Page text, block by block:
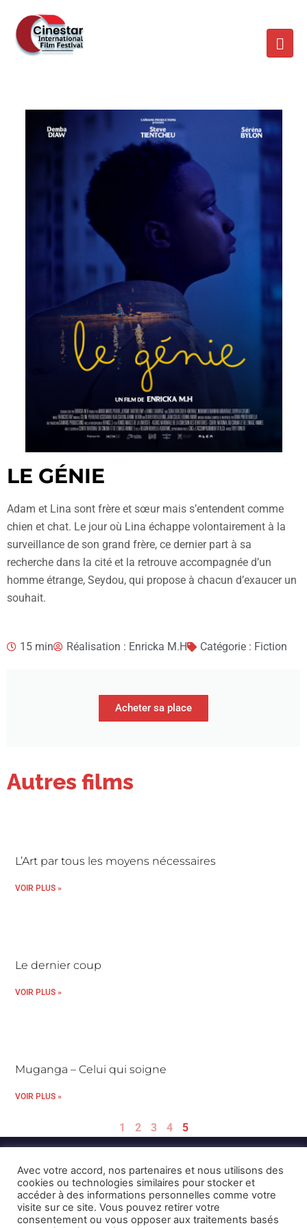
LE GÉNIE
Adam et Lina sont frère et sœur mais s’entendent comme
chien et chat. Le jour où Lina échappe volontairement à la
surveillance de son grand frère, ce dernier part à sa
recherche dans la cité et la retrouve accompagnée d’un
homme étrange, Seydou, qui propose à chacun d’exaucer un
souhait.
15 min Réalisation : Enricka M.H Catégorie : Fiction
Acheter sa place
Autres films
L’Art par tous les moyens nécessaires
VOIR PLUS »
Le dernier coup
VOIR PLUS »
Muganga – Celui qui soigne
VOIR PLUS »
1 2 3 4 5
Mentions Légales et CGU Crédits
Avec votre accord, nos partenaires et nous utilisons des
cookies ou technologies similaires pour stocker et
accéder à des informations personnelles comme votre
visite sur ce site. Vous pouvez retirer votre
consentement ou vous opposer aux traitements basés